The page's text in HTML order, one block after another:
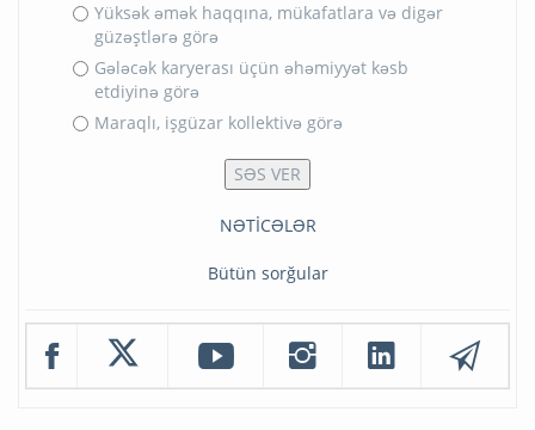
Yüksək əmək haqqına, mükafatlara və digər
güzəştlərə görə
Gələcək karyerası üçün əhəmiyyət kəsb
etdiyinə görə
Maraqlı, işgüzar kollektivə görə
NƏTİCƏLƏR
Bütün sorğular